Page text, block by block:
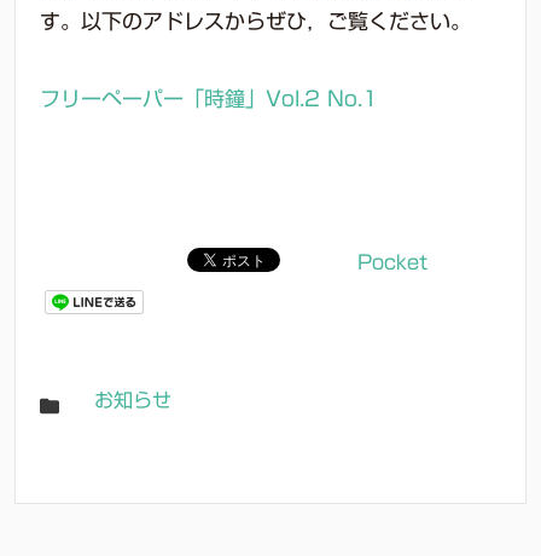
す。以下のアドレスからぜひ，ご覧ください。
フリーペーパー「時鐘」Vol.2 No.1
Pocket
お知らせ